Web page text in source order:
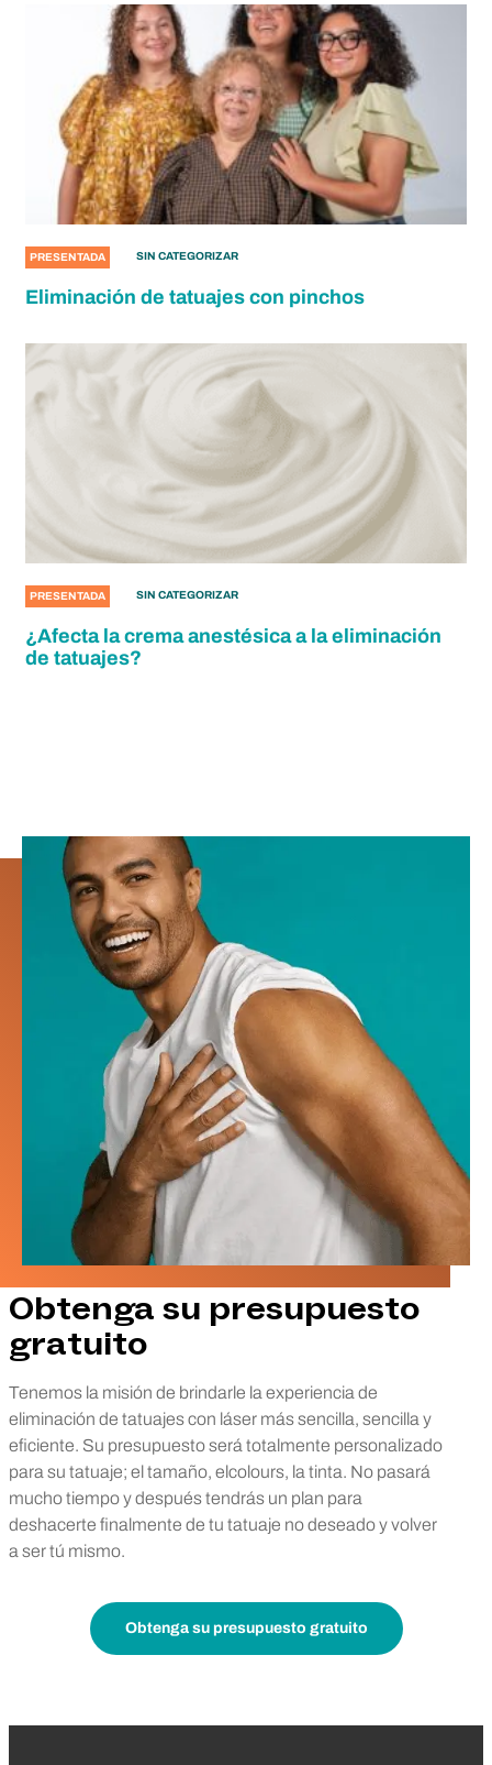
PRESENTADA SIN CATEGORIZAR
Eliminación de tatuajes con pinchos
PRESENTADA SIN CATEGORIZAR
¿Afecta la crema anestésica a la eliminación
de tatuajes?
Obtenga su presupuesto
gratuito
Tenemos la misión de brindarle la experiencia de
eliminación de tatuajes con láser más sencilla, sencilla y
eficiente. Su presupuesto será totalmente personalizado
para su tatuaje; el tamaño, elcolours, la tinta. No pasará
mucho tiempo y después tendrás un plan para
deshacerte finalmente de tu tatuaje no deseado y volver
a ser tú mismo.
Obtenga su presupuesto gratuito